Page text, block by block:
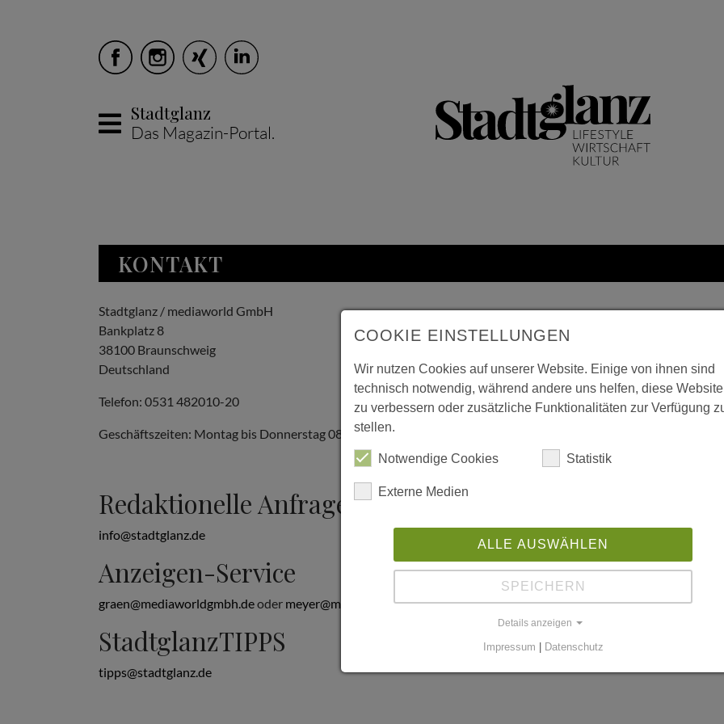
Stadtglanz
Das Magazin-Portal.
KONTAKT
Stadtglanz / mediaworld GmbH
Bankplatz 8
38100 Braunschweig
Deutschland
Telefon: 0531 482010-20
Geschäftszeiten: Montag bis Donnerstag 08:00 bis 18:00; Freitag 08:00 bis 15:00
Redaktionelle Anfragen
info@stadtglanz.de
Anzeigen-Service
graen@mediaworldgmbh.deoder meyer@mediaworldgmbh.de
StadtglanzTIPPS
tipps@stadtglanz.de
COOKIE EINSTELLUNGEN
Wir nutzen Cookies auf unserer Website. Einige von ihnen sind
technisch notwendig, während andere uns helfen, diese Website
zu verbessern oder zusätzliche Funktionalitäten zur Verfügung
stellen.
Notwendige Cookies Statistik
Externe Medien
ALLE AUSWÄHLEN
SPEICHERN
Details anzeigen
Impressum Datenschutz